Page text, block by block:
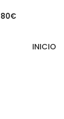
80€
INICIO